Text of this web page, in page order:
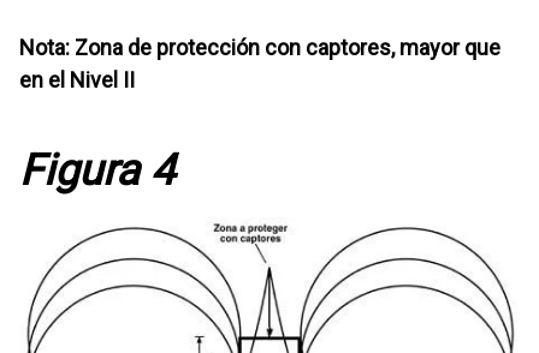
Nota: Zona de protección con captores, mayor que
en el Nivel II
Figura 4